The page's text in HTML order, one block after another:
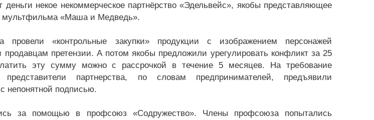
деньги некое некоммерческое партнёрство «Эдельвейс», якобы представляющее
мультфильма «Маша и Медведь».
провели «контрольные закупки» продукции с изображением персонажей
претензии. А потом якобы предложили урегулировать конфликт за 25
эту сумму можно с рассрочкой в течение 5 месяцев. На требование
представители партнерства, по словам предпринимателей, предъявили
непонятной подписью.
за помощью в профсоюз «Содружество». Члены профсоюза попытались